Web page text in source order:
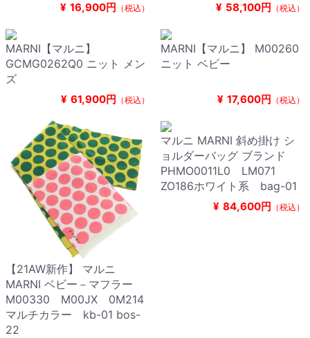
¥ 16,900円 （税込） ¥ 58,100円 （税込）
MARNI【マルニ】
GCMG0262Q0 ニット メン
ズ
¥ 61,900円 （税込）
MARNI【マルニ】 M00260
ニット ベビー
¥ 17,600円 （税込）
【21AW新作】 マルニ
MARNI ベビー－マフラー
M00330 M00JX 0M214
マルチカラー kb-01 bos-
22
マルニ MARNI 斜め掛け シ
ョルダーバッグ ブランド
PHMO0011L0 LM071
ZO186ホワイト系 bag-01
¥ 84,600円 （税込）